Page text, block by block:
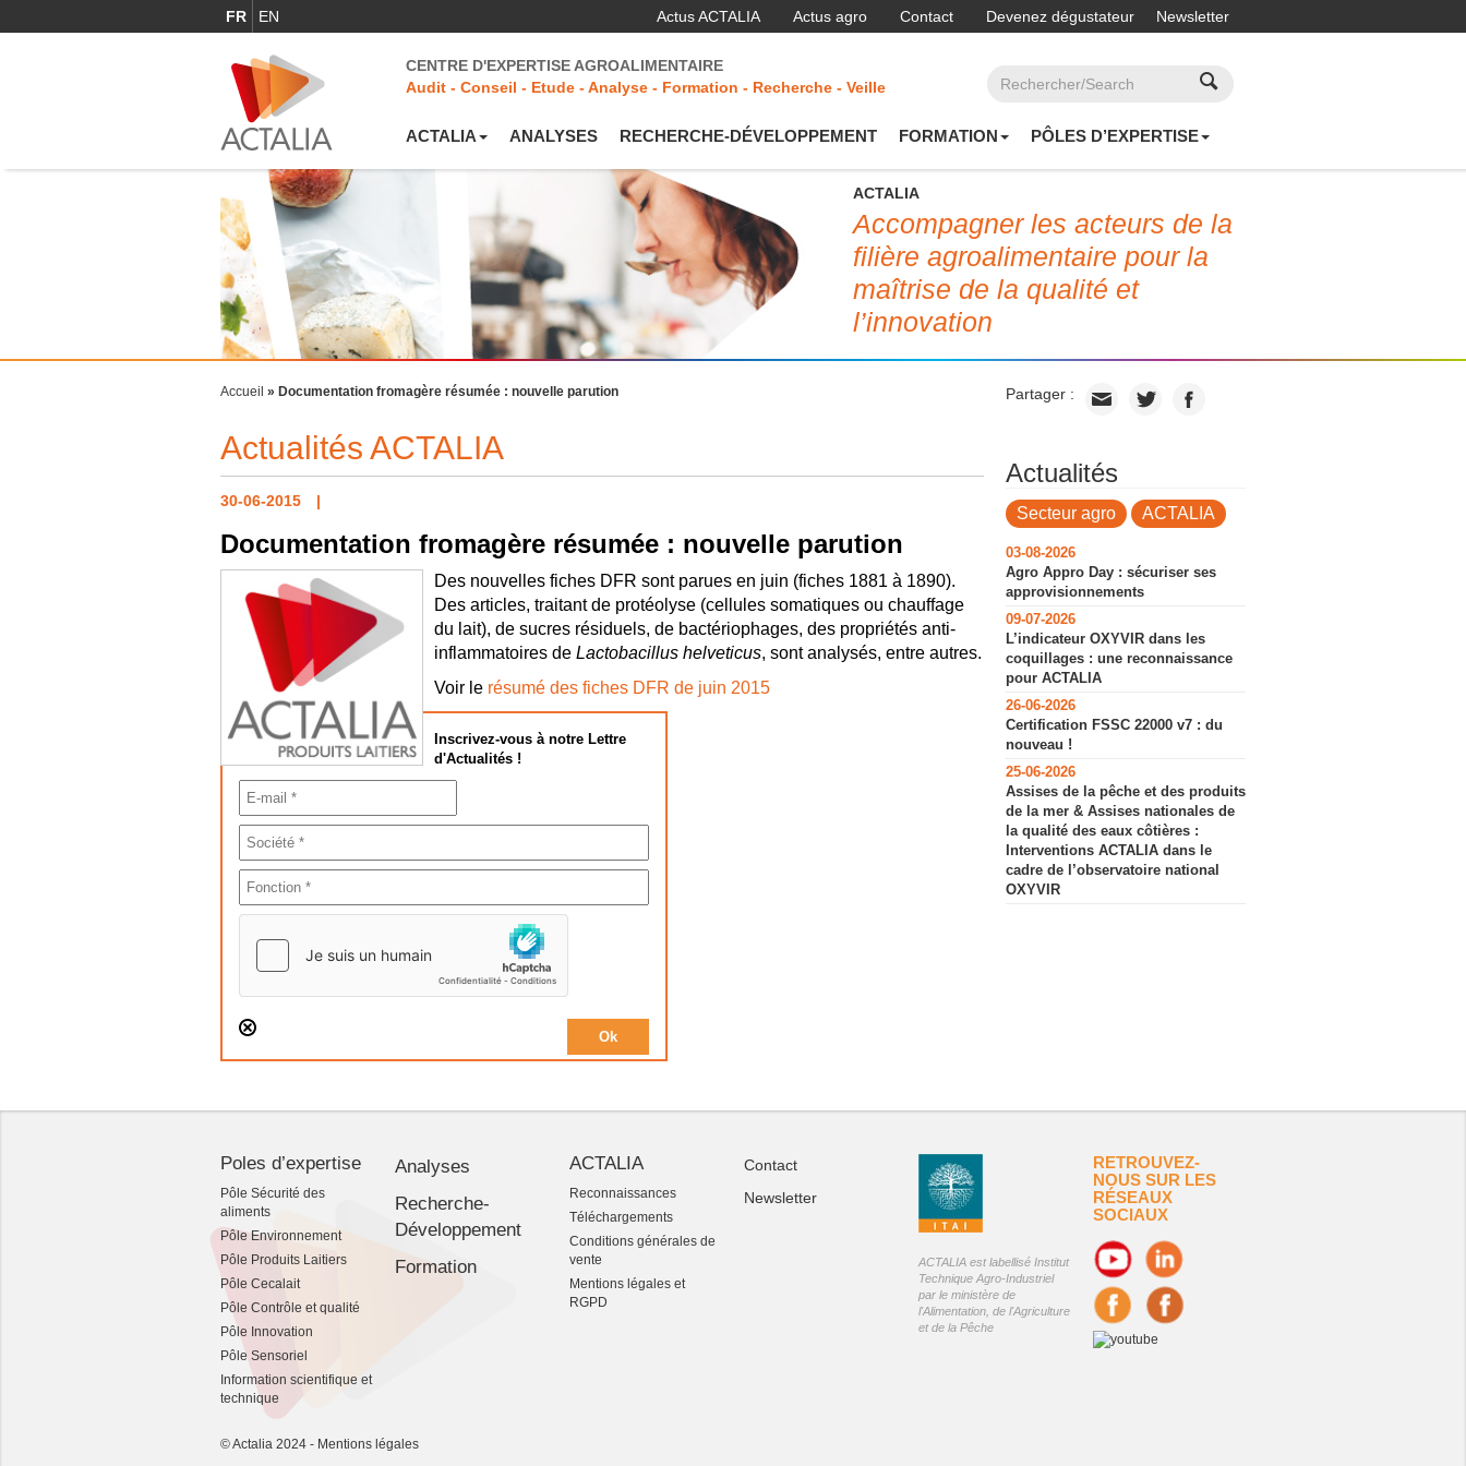
FR EN Newsletter
Actus ACTALIA Actus agro Contact Devenez dégustateur
CENTRE D'EXPERTISE AGROALIMENTAIRE
Audit - Conseil - Etude - Analyse - Formation - Recherche - Veille
ACTALIA ANALYSES RECHERCHE-DÉVELOPPEMENT FORMATION PÔLES D’EXPERTISE
ACTALIA
Accompagner les acteurs de la
filière agroalimentaire pour la
maîtrise de la qualité et
l’innovation
Accueil » Documentation fromagère résumée : nouvelle parution Partager :
Actualités ACTALIA
30-06-2015
Documentation fromagère résumée : nouvelle parution
Des nouvelles fiches DFR sont parues en juin (fiches 1881 à 1890).
Des articles, traitant de protéolyse (cellules somatiques ou chauffage
du lait), de sucres résiduels, de bactériophages, des propriétés anti-
inflammatoires de Lactobacillus helveticus, sont analysés, entre autres.
Voir le résumé des fiches DFR de juin 2015
Inscrivez-vous à notre Lettre
d'Actualités !
Actualités
Secteur agro ACTALIA
03-08-2026
Agro Appro Day : sécuriser ses
approvisionnements
09-07-2026
L’indicateur OXYVIR dans les
coquillages : une reconnaissance
pour ACTALIA
26-06-2026
Certification FSSC 22000 v7 : du
nouveau !
25-06-2026
Assises de la pêche et des produits
de la mer & Assises nationales de
la qualité des eaux côtières :
Interventions ACTALIA dans le
cadre de l’observatoire national
OXYVIR
Poles d’expertise
Pôle Sécurité des
aliments
Pôle Environnement
Pôle Produits Laitiers
Pôle Cecalait
Pôle Contrôle et qualité
Pôle Innovation
Pôle Sensoriel
Information scientifique et
technique
Analyses
Recherche-
Développement
Formation
ACTALIA
Reconnaissances
Téléchargements
Conditions générales de
vente
Mentions légales et
RGPD
Contact
Newsletter
ACTALIA est labellisé Institut
Technique Agro-Industriel
par le ministère de
l'Alimentation, de l'Agriculture
et de la Pêche
RETROUVEZ-
NOUS SUR LES
RÉSEAUX
SOCIAUX
© Actalia 2024 - Mentions légales